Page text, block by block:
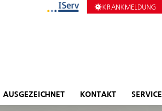
KRANKMELDUNG
AUSGEZEICHNET KONTAKT SERVICE